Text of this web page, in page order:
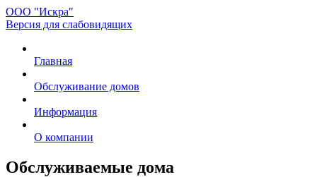
ООО "Искра"
Версия для слабовидящих
Главная
Обслуживание домов
Информация
О компании
Обслуживаемые дома